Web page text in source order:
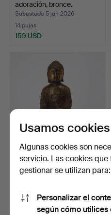
adoración, bronce.
Subastado 5 jun 2026
14 pujas
159 USD
BUDA, hierro bronceado,
Asia.
139 USD
Usamos cookies
Algunas cookies son
servicio. Las cookies
gestionar se utilizan para:
Personalizar el
según cómo utilices